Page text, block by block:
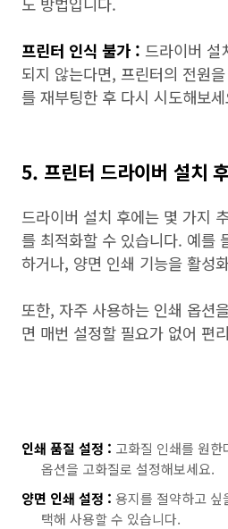
프린터 인식 불가 : 드라이버 설
되지 않는다면, 프린터의 전원
를 재부팅한 후 다시 시도해보
5. 프린터 드라이버 설치
드라이버 설치 후에는 몇 가지
를 최적화할 수 있습니다. 예를
하거나, 양면 인쇄 기능을 활성
또한, 자주 사용하는 인쇄 옵션
면 매번 설정할 필요가 없어 편
인쇄 품질 설정 : 고화질 인쇄를 원한
옵션을 고화질로 설정해보세요.
양면 인쇄 설정 : 용지를 절약하고 싶
택해 사용할 수 있습니다.